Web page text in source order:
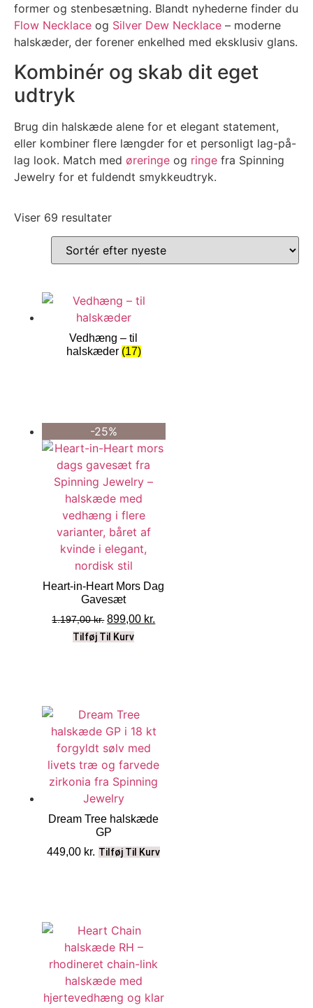
former og stenbesætning. Blandt nyhederne finder du
Flow Necklace og Silver Dew Necklace – moderne
halskæder, der forener enkelhed med eksklusiv glans.
Kombinér og skab dit eget
udtryk
Brug din halskæde alene for et elegant statement,
eller kombiner flere længder for et personligt lag-på-
lag look. Match med øreringe og ringe fra Spinning
Jewelry for et fuldendt smykkeudtryk.
Viser 69 resultater
Vedhæng – til
halskæder (17)
-25%
Heart-in-Heart Mors Dag
Gavesæt
1.197,00kr. 899,00 kr.
Tilføj Til Kurv
Dream Tree halskæde
GP
449,00 kr. Tilføj Til Kurv